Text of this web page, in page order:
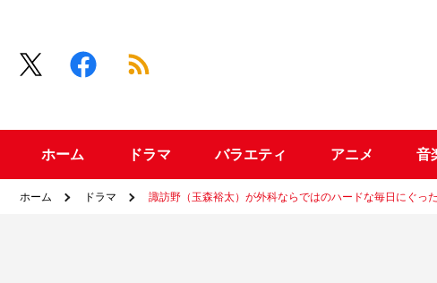
ホーム ドラマ バラエティ アニメ 音
ホーム ドラマ 諏訪野（玉森裕太）が外科ならではのハードな毎日にぐっ